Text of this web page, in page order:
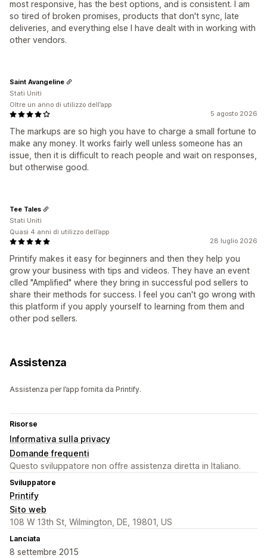
most responsive, has the best options, and is consistent. I am
so tired of broken promises, products that don't sync, late
deliveries, and everything else I have dealt with in working with
other vendors.
5 agosto 2026
The markups are so high you have to charge a small fortune to
make any money. It works fairly well unless someone has an
issue, then it is difficult to reach people and wait on responses,
but otherwise good.
Saint Avangeline
Stati Uniti
Oltre un anno di utilizzo dell’app
28 luglio 2026
Printify makes it easy for beginners and then they help you
grow your business with tips and videos. They have an event
clled "Amplified" where they bring in successful pod sellers to
share their methods for success. I feel you can't go wrong with
this platform if you apply yourself to learning from them and
other pod sellers.
Tee Tales
Stati Uniti
Quasi 4 anni di utilizzo dell’app
Assistenza
Assistenza per l’app fornita da Printify.
Risorse
Informativa sulla privacy
Domande frequenti
Questo sviluppatore non offre assistenza diretta in Italiano.
Sviluppatore
Printify
Sito web
108 W 13th St, Wilmington, DE, 19801, US
Lanciata
8 settembre 2015